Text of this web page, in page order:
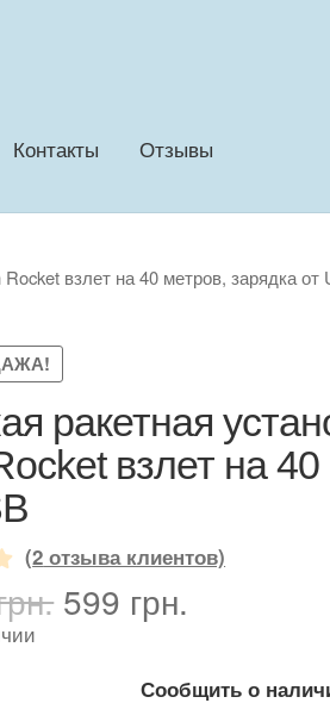
Контакты Отзывы
взлет на 40 метров, зарядка от
ракетная
взлет на
(2 отзыва клиентов)
Первоначальная
цена
2,111 грн..
599 грн.
Сообщить о